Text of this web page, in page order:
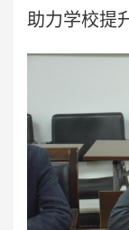
助力学校提